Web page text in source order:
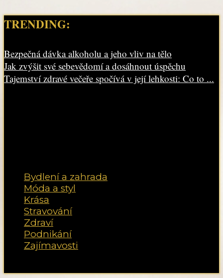
TRENDING:
Bezpečná dávka alkoholu a jeho vliv na tělo
Jak zvýšit své sebevědomí a dosáhnout úspěchu
Tajemství zdravé večeře spočívá v její lehkosti: Co to ...
Bydlení a zahrada
Móda a styl
Krása
Stravování
Zdraví
Podnikání
Zajímavosti